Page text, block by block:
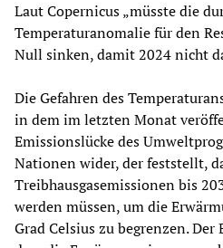
Laut Copernicus „müsste die
Temperaturanomalie für den
Null sinken, damit 2024 nicht
Die Gefahren des
in dem im letzten Monat
Emissionslücke des
Nationen wider, der feststellt,
Treibhausgasemissionen bis
werden müssen, um die
Grad Celsius zu begrenzen.